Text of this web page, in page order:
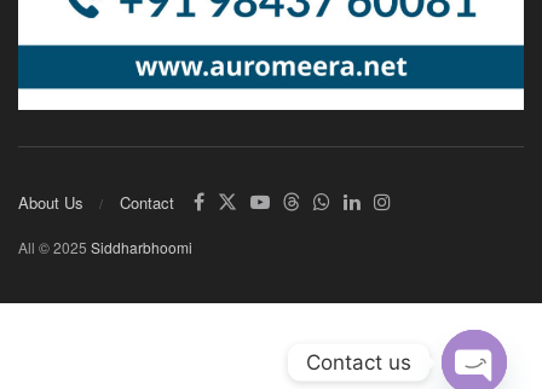
About Us Contact
All © 2025 Siddharbhoomi
Contact us